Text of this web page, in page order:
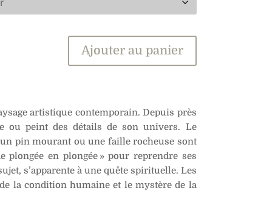
Ajouter au panier
artistique contemporain. Depuis près
ou peint des détails de son univers. Le
pin mourant ou une faille rocheuse sont
plongée en plongée » pour reprendre ses
s’apparente à une quête spirituelle. Les
la condition humaine et le mystère de la